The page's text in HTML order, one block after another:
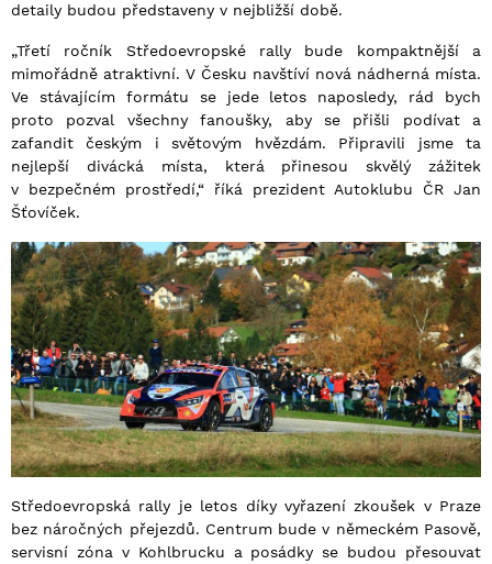
detaily budou představeny v nejbližší době.
„Třetí ročník Středoevropské rally bude kompaktnější a
mimořádně atraktivní. V Česku navštíví nová nádherná místa.
Ve stávajícím formátu se jede letos naposledy, rád bych
proto pozval všechny fanoušky, aby se přišli podívat a
zafandit českým i světovým hvězdám. Připravili jsme ta
nejlepší divácká místa, která přinesou skvělý zážitek
v bezpečném prostředí,“ říká prezident Autoklubu ČR Jan
Šťovíček.
Středoevropská rally je letos díky vyřazení zkoušek v Praze
bez náročných přejezdů. Centrum bude v německém Pasově,
servisní zóna v Kohlbrucku a posádky se budou přesouvat